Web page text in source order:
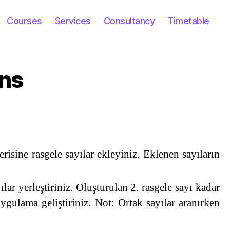
Courses Services Consultancy Timetable
rasgele sayılar ekleyiniz. Eklenen sayıların
yerleştiriniz. Oluşturulan 2. rasgele sayı kadar
geliştiriniz. Not: Ortak sayılar aranırken